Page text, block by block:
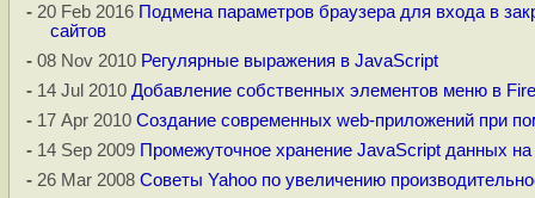
-20 Feb 2016 Подмена параметров браузера для входа в
сайтов
-08 Nov 2010 Регулярные выражения в JavaScript
-14 Jul 2010 Добавление собственных элементов меню в
-17 Apr 2010 Создание современных web-приложений при
-14 Sep 2009 Промежуточное хранение JavaScript данных на
-26 Mar 2008 Советы Yahoo по увеличению